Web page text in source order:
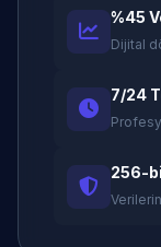
%45
Dijital
7/24
256-